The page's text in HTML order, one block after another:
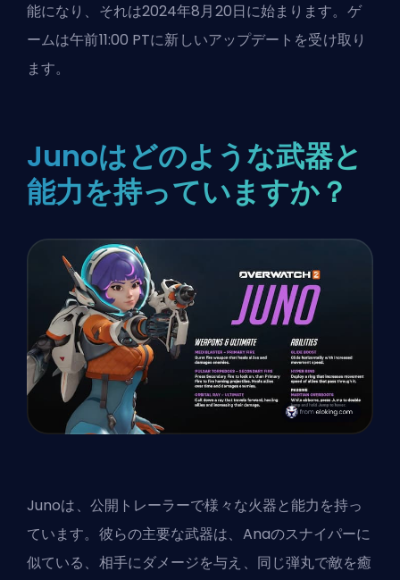
能になり、それは2024年8月20日に始まります。ゲ
ームは午前11:00 PTに新しいアップデートを受け取り
ます。
Junoはどのような武器と
能力を持っていますか？
Junoは、公開トレーラーで様々な火器と能力を持っ
ています。彼らの主要な武器は、Anaのスナイパーに
似ている、相手にダメージを与え、同じ弾丸で敵を癒